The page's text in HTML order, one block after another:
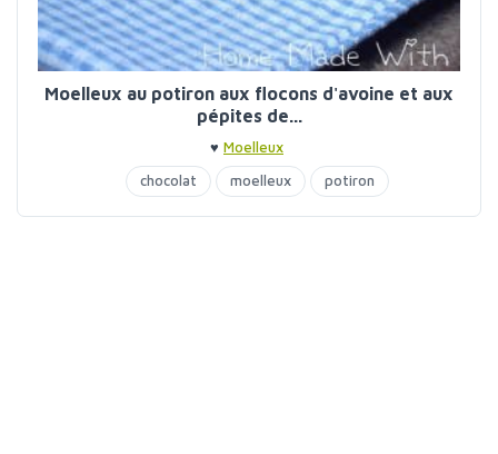
Moelleux au potiron aux flocons d'avoine et aux
pépites de...
♥ Moelleux
chocolat
moelleux potiron